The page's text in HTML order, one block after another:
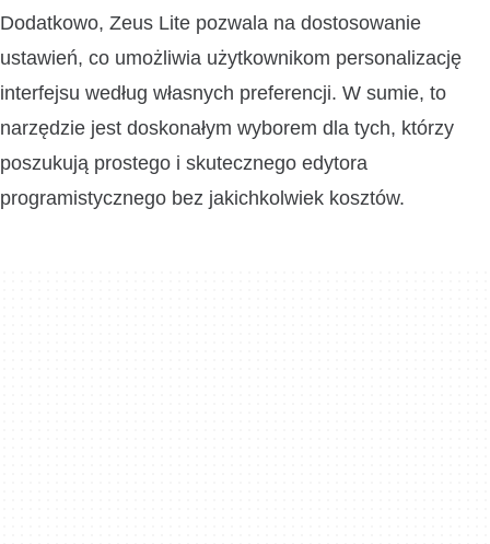
Dodatkowo, Zeus Lite pozwala na dostosowanie
ustawień, co umożliwia użytkownikom personalizację
interfejsu według własnych preferencji. W sumie, to
narzędzie jest doskonałym wyborem dla tych, którzy
poszukują prostego i skutecznego edytora
programistycznego bez jakichkolwiek kosztów.